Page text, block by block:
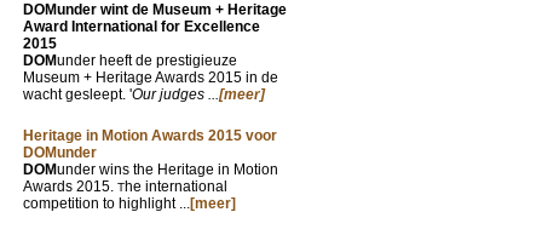
DOMunder wint de Museum + Heritage
Award International for Excellence
2015
DOMunder heeft de prestigieuze
Museum + Heritage Awards 2015 in de
wacht gesleept. 'Our judges ...[meer]
Heritage in Motion Awards 2015 voor
DOMunder
DOMunder wins the Heritage in Motion
Awards 2015. The international
competition to highlight ...[meer]